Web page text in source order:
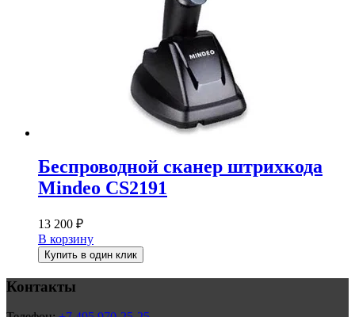
Беспроводной сканер штрихкода
Mindeo CS2191
13 200 ₽
В корзину
Купить в один клик
Контакты